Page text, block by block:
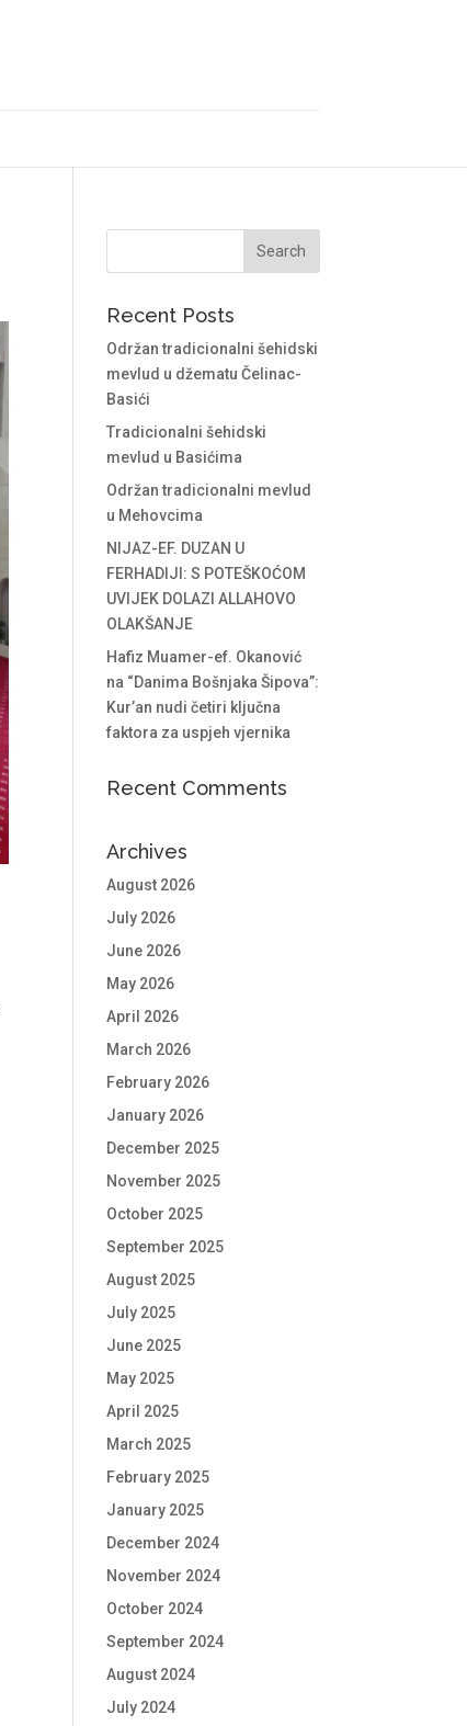
Recent Posts
Održan tradicionalni šehidski
mevlud u džematu Čelinac-
Basići
Tradicionalni šehidski
mevlud u Basićima
Održan tradicionalni mevlud
u Mehovcima
NIJAZ-EF. DUZAN U
FERHADIJI: S POTEŠKOĆOM
UVIJEK DOLAZI ALLAHOVO
OLAKŠANJE
Hafiz Muamer-ef. Okanović
na “Danima Bošnjaka Šipova”:
Kur’an nudi četiri ključna
faktora za uspjeh vjernika
Recent Comments
Archives
August 2026
July 2026
June 2026
May 2026
April 2026
March 2026
February 2026
January 2026
December 2025
November 2025
October 2025
September 2025
August 2025
July 2025
June 2025
May 2025
April 2025
March 2025
February 2025
January 2025
December 2024
November 2024
October 2024
September 2024
August 2024
July 2024